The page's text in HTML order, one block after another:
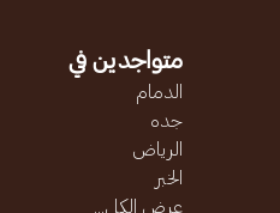
متواجدين في
الدمام
جده
الرياض
الخبر
عرض الكل...